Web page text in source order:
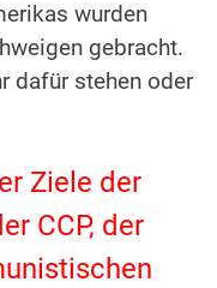
wurden
gebracht.
dafür stehen oder
Ziele der
CCP, der